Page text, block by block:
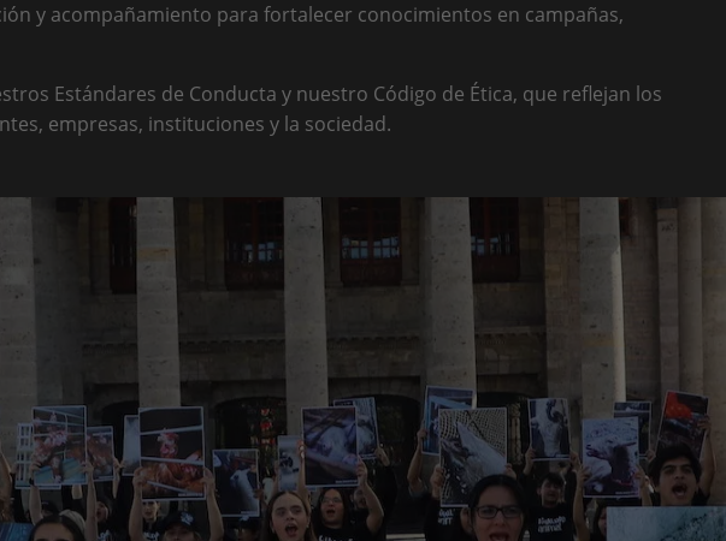
y acompañamiento para fortalecer conocimientos en campañas,
Estándares de Conducta y nuestro Código de Ética, que reflejan los
empresas, instituciones y la sociedad.